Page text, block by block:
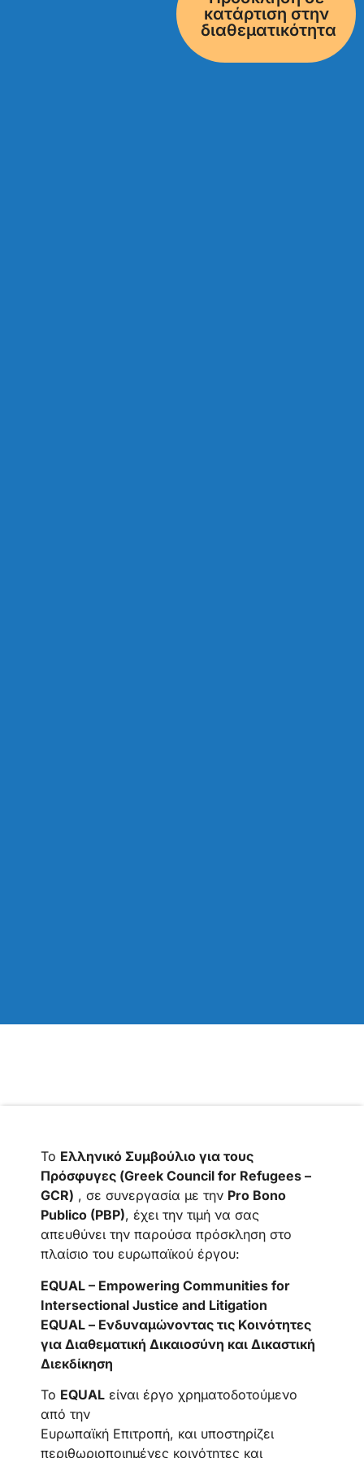
κατάρτιση στην
διαθεματικότητα
Το Ελληνικό Συμβούλιο για τους
Πρόσφυγες (Greek Council for Refugees –
GCR) , σε συνεργασία με την Pro Bono
Publico (PBP), έχει την τιμή να σας
απευθύνει την παρούσα πρόσκληση στο
πλαίσιο του ευρωπαϊκού έργου:
EQUAL – Empowering Communities for
Intersectional Justice and Litigation
EQUAL – Ενδυναμώνοντας τις Κοινότητες
για Διαθεματική Δικαιοσύνη και Δικαστική
Διεκδίκηση
Το EQUAL είναι έργο χρηματοδοτούμενο
από την
Ευρωπαϊκή Επιτροπή, και υποστηρίζει
περιθωριοποιημένες κοινότητες και